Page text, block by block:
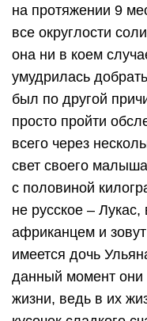
на протяжении 9
все округлости
она ни в коем
умудрилась
был по другой
просто пройти
всего через
свет своего
с половиной
не русское –
африканцем и
имеется дочь
данный момент они
жизни, ведь в их